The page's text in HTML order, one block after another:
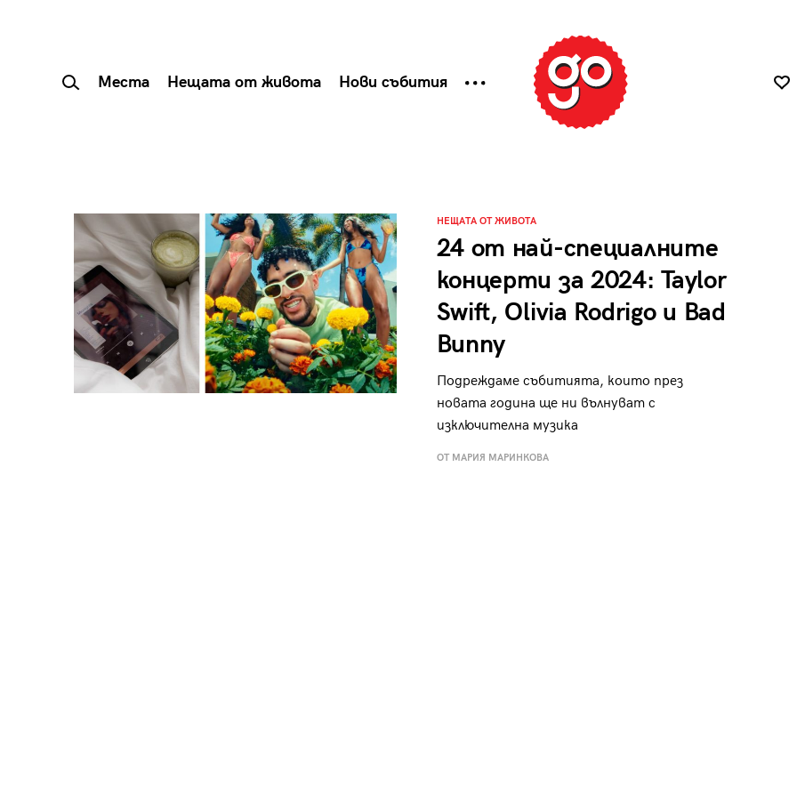
Места Нещата от живота Нови събития
НЕЩАТА ОТ ЖИВОТА
24 от най-специалните
концерти за 2024: Taylor
Swift, Olivia Rodrigo и Bad
Bunny
Подреждаме събитията, които през
новата година ще ни вълнуват с
изключителна музика
ОТ МАРИЯ МАРИНКОВА
Tender is the Wine – Какво